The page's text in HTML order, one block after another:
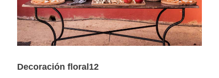
Decoración floral12